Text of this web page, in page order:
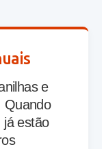
e
Quando
já estão